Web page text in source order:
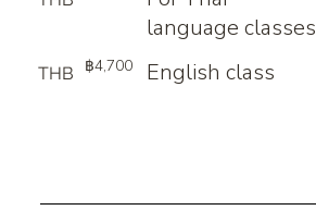
language classes
English class
THB ฿4,700